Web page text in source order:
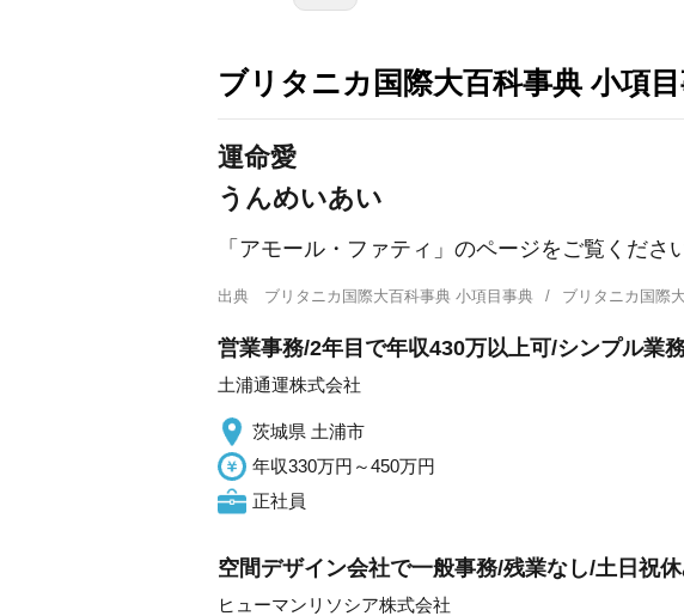
ブリタニカ国際大百科事典 小項
運命愛
うんめいあい
「アモール・ファティ」のページをご覧くださ
出典 ブリタニカ国際大百科事典 小項目事典 ブリタニカ国際
営業事務/2年目で年収430万以上可/シンプル業
土浦通運株式会社
茨城県 土浦市
年収330万円～450万円
正社員
空間デザイン会社で一般事務/残業なし/土日祝
ヒューマンリソシア株式会社